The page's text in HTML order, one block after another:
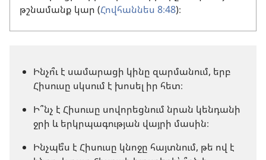
թշնամանք կար (Հովհաննես 8։48)։
Ինչո՞ւ է սամարացի կինը զարմանում, երբ
Հիսուսը սկսում է խոսել իր հետ։
Ի՞նչ է Հիսուսը սովորեցնում նրան կենդանի
ջրի և երկրպագության վայրի մասին։
Ինչպե՞ս է Հիսուսը կնոջը հայտնում, թե ով է